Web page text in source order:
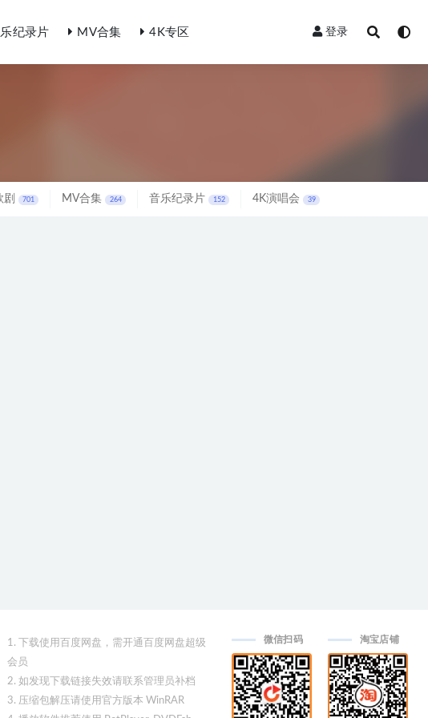
纪录片 MV合集 4K专区 登录
剧 701 MV合集 264 音乐纪录片 152 4K演唱会 39
1. 下载使用百度网盘，需开通百度网盘超级
会员
2. 如发现下载链接失效请联系管理员补档
3. 压缩包解压请使用官方版本 WinRAR
微信扫码 淘宝店铺